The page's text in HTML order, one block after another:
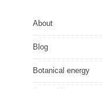
About
Blog
Botanical energy